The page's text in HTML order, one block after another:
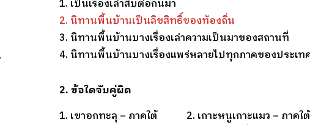
1. เป็นเรื่องเล่าสืบต่อกันมา
2. นิทานพื้นบ้านเป็นลิขสิทธิ์ของท้องถิ่น
3. นิทานพื้นบ้านบางเรื่องเล่าความเป็นมาของสถานที่
4. นิทานพื้นบ้านบางเรื่องแพร่หลายไปทุกภาคของประเท
2. ข้อใดจับคู่ผิด
1. เขาอกทะลุ – ภาคใต้ 2. เกาะหนูเกาะแมว – ภาคใต้